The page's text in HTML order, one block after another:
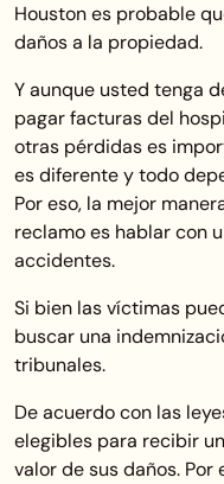
Houston es probable
daños a la propiedad.
Y aunque usted tenga
pagar facturas del
otras pérdidas es
es diferente y todo
Por eso, la mejor
reclamo es hablar con
accidentes.
Si bien las víctimas
buscar una
tribunales.
De acuerdo con las
elegibles para recibir
valor de sus daños. Por